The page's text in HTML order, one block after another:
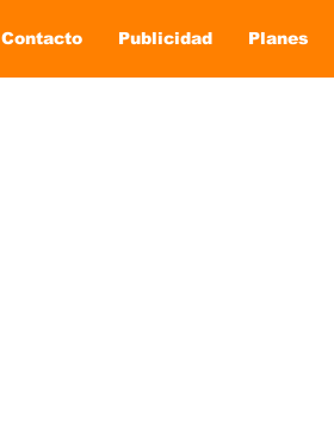
Contacto Publicidad Planes